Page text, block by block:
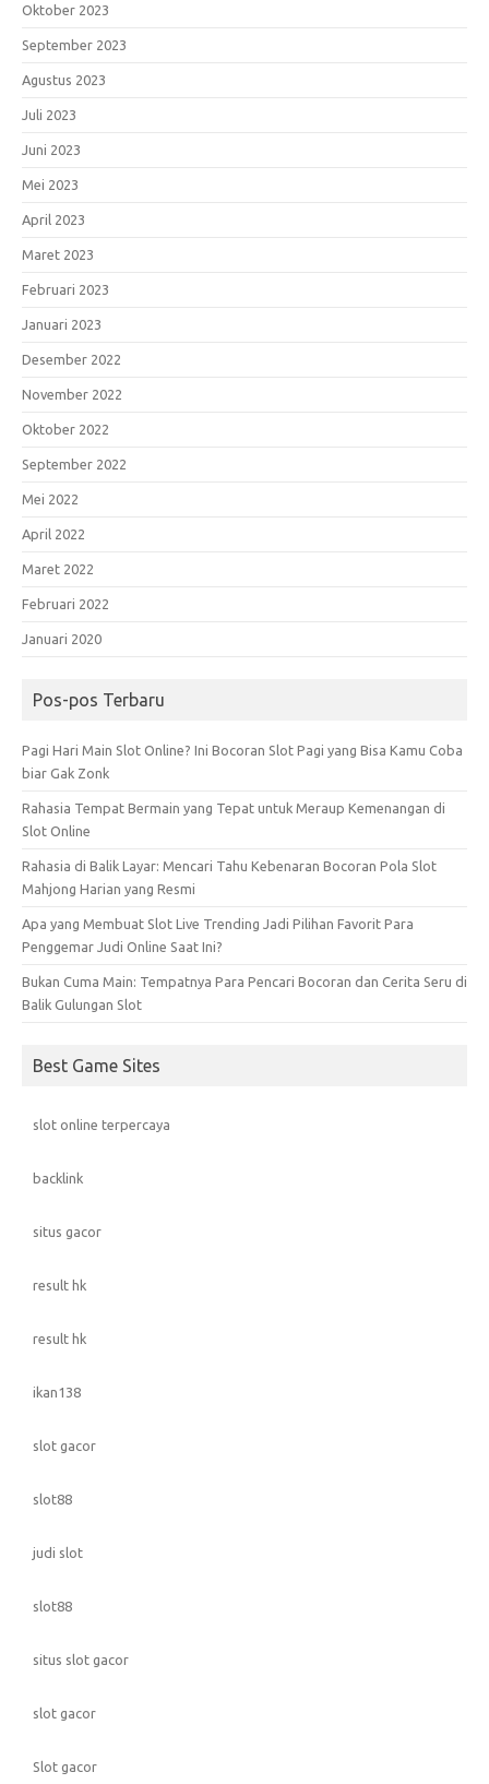
Oktober 2023
September 2023
Agustus 2023
Juli 2023
Juni 2023
Mei 2023
April 2023
Maret 2023
Februari 2023
Januari 2023
Desember 2022
November 2022
Oktober 2022
September 2022
Mei 2022
April 2022
Maret 2022
Februari 2022
Januari 2020
Pos-pos Terbaru
Pagi Hari Main Slot Online? Ini Bocoran Slot Pagi yang Bisa Kamu Coba
biar Gak Zonk
Rahasia Tempat Bermain yang Tepat untuk Meraup Kemenangan di
Slot Online
Rahasia di Balik Layar: Mencari Tahu Kebenaran Bocoran Pola Slot
Mahjong Harian yang Resmi
Apa yang Membuat Slot Live Trending Jadi Pilihan Favorit Para
Penggemar Judi Online Saat Ini?
Bukan Cuma Main: Tempatnya Para Pencari Bocoran dan Cerita Seru di
Balik Gulungan Slot
Best Game Sites
slot online terpercaya
backlink
situs gacor
result hk
result hk
ikan138
slot gacor
slot88
judi slot
slot88
situs slot gacor
slot gacor
Slot gacor